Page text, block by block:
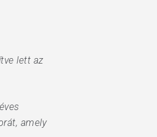
lett az
amely